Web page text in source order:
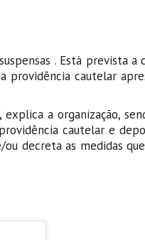
. Está prevista
cautelar
a organização,
cautelar e
decreta as medidas